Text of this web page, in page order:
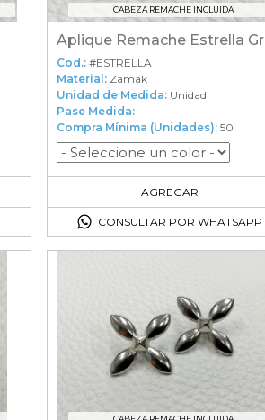
CABEZA REMACHE INCLUIDA
Aplique Remache Estrella Gr
Cod.: #ESTRELLA
Material: Zamak
Unidad de Medida: Unidad
Pase Medida:
Compra Mínima (Unidades): 50
AGREGAR
50en el carrito
CONSULTAR POR WHATSAPP